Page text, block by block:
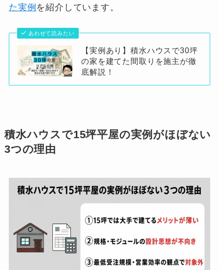
た実例 を紹介しています。
あわせて読みたい
【実例あり】積水ハウスで30坪
の家を建てた間取りを施主が徹
底解説！
積水ハウスで15坪平屋の実例がほぼない
3つの理由